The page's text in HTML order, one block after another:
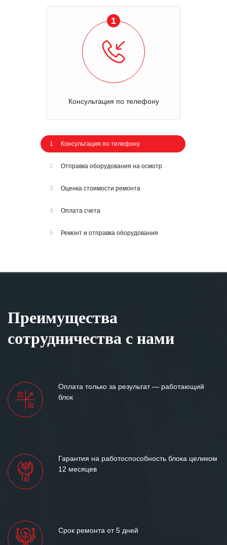
1
Консультация по телефону
1 Консультация по телефону
2 Отправка оборудования на осмотр
3 Оценка стоимости ремонта
4 Оплата счета
5 Ремонт и отправка оборудования
Преимущества
сотрудничества с нами
Оплата только за результат — работающий
блок
Гарантия на работоспособность блока целиком
12 месяцев
Срок ремонта от 5 дней